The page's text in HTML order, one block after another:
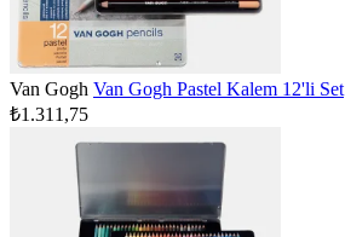
Van Gogh Van Gogh Pastel Kalem 12'li Set
₺1.311,75